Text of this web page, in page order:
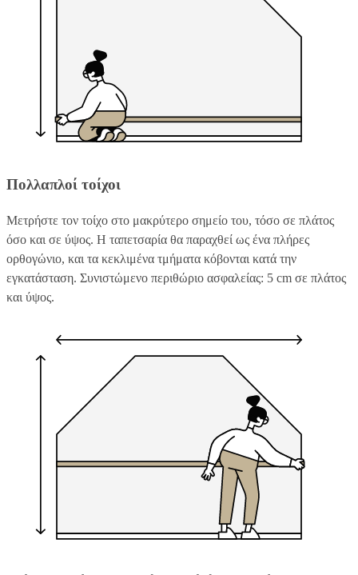
Πολλαπλοί τοίχοι
Μετρήστε τον τοίχο στο μακρύτερο σημείο του, τόσο σε πλάτος
όσο και σε ύψος. Η ταπετσαρία θα παραχθεί ως ένα πλήρες
ορθογώνιο, και τα κεκλιμένα τμήματα κόβονται κατά την
εγκατάσταση. Συνιστώμενο περιθώριο ασφαλείας: 5 cm σε πλάτος
και ύψος.